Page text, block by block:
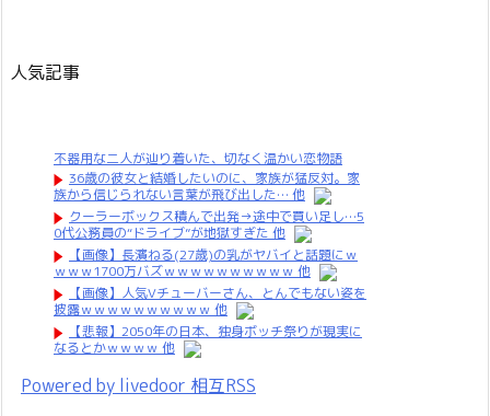
人気記事
不器用な二人が辿り着いた、切なく温かい恋物語
36歳の彼女と結婚したいのに、家族が猛反対。家
族から信じられない言葉が飛び出した… 他
クーラーボックス積んで出発→途中で買い足し…5
0代公務員の“ドライブ”が地獄すぎた 他
【画像】長濱ねる(27歳)の乳がヤバイと話題にｗ
ｗｗｗ1700万バズｗｗｗｗｗｗｗｗｗｗ 他
【画像】人気Vチューバーさん、とんでもない姿を
披露ｗｗｗｗｗｗｗｗｗｗ 他
【悲報】2050年の日本、独身ボッチ祭りが現実に
なるとかｗｗｗｗ 他
Powered by livedoor 相互RSS